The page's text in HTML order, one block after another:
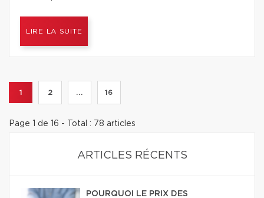
LIRE LA SUITE
1 2 ... 16
Page 1 de 16 - Total : 78 articles
ARTICLES RÉCENTS
POURQUOI LE PRIX DES